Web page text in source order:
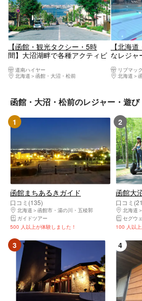
【函館・観光タクシー・5時
間】大沼湖畔で各種アクティビ
めぐりコース
道南ハイヤー
北海道
函館・大沼・松前
【北海
なレジャ
北海道
函館・大沼・松前のレジャー・遊
1
函館まちあるきガイド
口コミ(135)
北海道
函館市・湯の川・五稜郭
ガイドツアー
500 人以上が体験しました！
2
函館大
口コミ
北海道
セグウ
100 人以
3 4